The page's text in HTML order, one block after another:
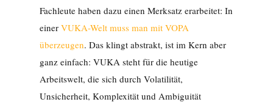
Fachleute haben dazu einen Merksatz erarbeitet: In
einer VUKA-Welt muss man mit VOPA
überzeugen. Das klingt abstrakt, ist im Kern aber
ganz einfach: VUKA steht für die heutige
Arbeitswelt, die sich durch Volatilität,
Unsicherheit, Komplexität und Ambiguität